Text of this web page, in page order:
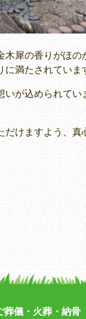
犀の香りがほの
満たされていま
が込められてい
けますよう、真
葬儀・火葬・納骨